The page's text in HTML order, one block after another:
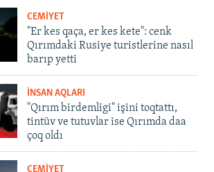
CEMİYET
"Er kes qaça, er kes kete": cenk
Qırımdaki Rusiye turistlerine nasıl
barıp yetti
İNSAN AQLARI
"Qırım birdemligi" işini toqtattı,
tintüv ve tutuvlar ise Qırımda daa
çoq oldı
CEMİYET